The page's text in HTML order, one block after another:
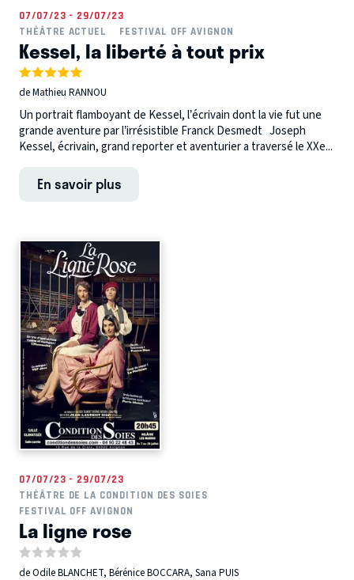
07/07/23 - 29/07/23
THÉÂTRE ACTUEL
FESTIVAL OFF AVIGNON
Kessel, la liberté à tout prix
de Mathieu RANNOU
Un portrait flamboyant de Kessel, l’écrivain dont la vie fut une
grande aventure par l’irrésistible Franck Desmedt Joseph
Kessel, écrivain, grand reporter et aventurier a traversé le XXe...
En savoir plus
07/07/23 - 29/07/23
THÉÂTRE DE LA CONDITION DES SOIES
FESTIVAL OFF AVIGNON
La ligne rose
de Odile BLANCHET, Bérénice BOCCARA, Sana PUIS